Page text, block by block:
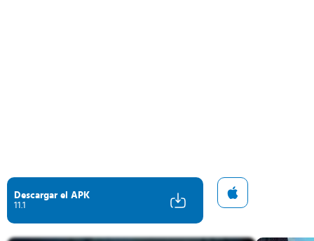
Descargar el APK
11.1